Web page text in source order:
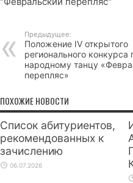
Предыдущее:
Положение IV открытого
регионального конкурса
народному танцу
перепляc»
ПОХОЖИЕ НОВОСТИ
Список абитуриентов,
рекомендованных к
зачислению
06.07.2026